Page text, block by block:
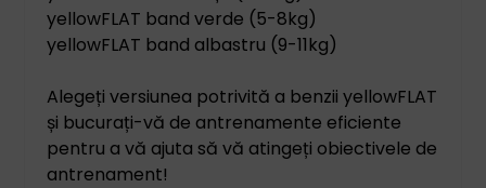
yellowFLAT band verde (5-8kg)
yellowFLAT band albastru (9-11kg)
Alegeți versiunea potrivită a benzii yellowFLAT
și bucurați-vă de antrenamente eficiente
pentru a vă ajuta să vă atingeți obiectivele de
antrenament!